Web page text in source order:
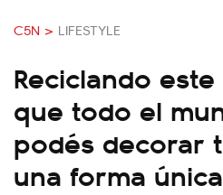
C5N > LIFESTYLE
Reciclando
que todo el
podés decorar
una forma